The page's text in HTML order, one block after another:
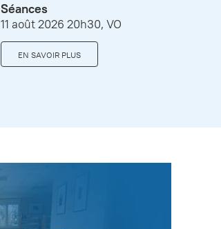
Séances
11 août 2026 20h30, VO
EN SAVOIR PLUS